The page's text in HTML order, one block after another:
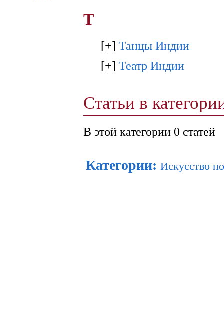
Т
[+] Танцы Индии
[+] Театр Индии
Статьи в
В этой категории 0 статей
Категории: Искусство